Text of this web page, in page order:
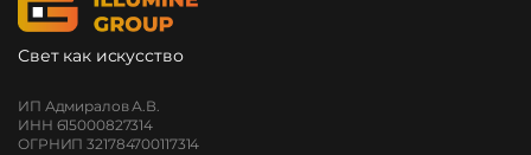
Свет как искусство
ИП Адмиралов А.В.
ИНН 615000827314
ОГРНИП 321784700117314